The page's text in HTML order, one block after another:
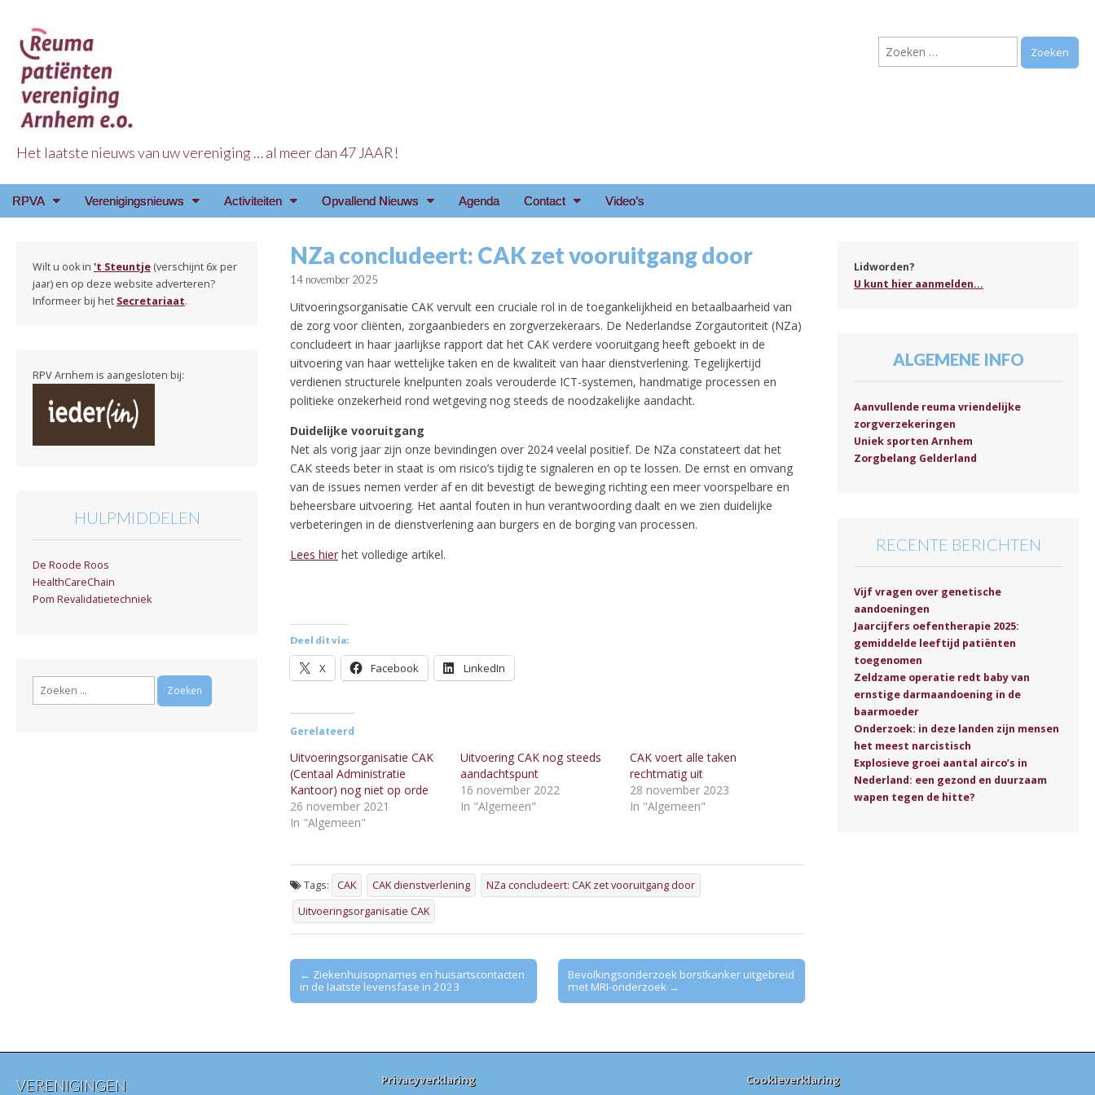
Reuma Patienten Vereniging Arnhem e.o.
Het laatste nieuws van uw vereniging … al meer dan 47 JAAR!
Zoeken
naar:
Main
Skip
RPVA Verenigingsnieuws Activiteiten Opvallend Nieuws Agenda Contact Video’s
NZa concludeert: CAK zet vooruitgang door
14 november 2025
Uitvoeringsorganisatie CAK vervult een cruciale rol in de toegankelijkheid en betaalbaarheid van
de zorg voor cliënten, zorgaanbieders en zorgverzekeraars. De Nederlandse Zorgautoriteit (NZa)
concludeert in haar jaarlijkse rapport dat het CAK verdere vooruitgang heeft geboekt in de
uitvoering van haar wettelijke taken en de kwaliteit van haar dienstverlening. Tegelijkertijd
verdienen structurele knelpunten zoals verouderde ICT-systemen, handmatige processen en
politieke onzekerheid rond wetgeving nog steeds de noodzakelijke aandacht.
Duidelijke vooruitgang
Net als vorig jaar zijn onze bevindingen over 2024 veelal positief. De NZa constateert dat het
CAK steeds beter in staat is om risico’s tijdig te signaleren en op te lossen. De ernst en omvang
van de issues nemen verder af en dit bevestigt de beweging richting een meer voorspelbare en
beheersbare uitvoering. Het aantal fouten in hun verantwoording daalt en we zien duidelijke
verbeteringen in de dienstverlening aan burgers en de borging van processen.
Lees hier het volledige artikel.
Deel dit via:
X Facebook LinkedIn
Gerelateerd
Uitvoeringsorganisatie CAK
(Centaal Administratie
Kantoor) nog niet op orde
26 november 2021
In "Algemeen"
Uitvoering CAK nog steeds
aandachtspunt
16 november 2022
In "Algemeen"
CAK voert alle taken
rechtmatig uit
28 november 2023
In "Algemeen"
Tags: CAK CAK dienstverlening
NZa concludeert: CAK zet vooruitgang door
Uitvoeringsorganisatie CAK
Post
navigation
← Ziekenhuisopnames en huisartscontacten
in de laatste levensfase in 2023
Bevolkingsonderzoek borstkanker uitgebreid
met MRI-onderzoek →
Wilt u ook in 't Steuntje (verschijnt 6x per
jaar) en op deze website adverteren?
Informeer bij het Secretariaat.
RPV Arnhem is aangesloten bij:
HULPMIDDELEN
De Roode Roos
HealthCareChain
Pom Revalidatietechniek
Zoeken
Lidworden?
U kunt hier aanmelden...
ALGEMENE INFO
Aanvullende reuma vriendelijke
zorgverzekeringen
Uniek sporten Arnhem
Zorgbelang Gelderland
RECENTE BERICHTEN
Vijf vragen over genetische
aandoeningen
Jaarcijfers oefentherapie 2025:
gemiddelde leeftijd patiënten
toegenomen
Zeldzame operatie redt baby van
ernstige darmaandoening in de
baarmoeder
Onderzoek: in deze landen zijn mensen
het meest narcistisch
Explosieve groei aantal airco’s in
Nederland: een gezond en duurzaam
wapen tegen de hitte?
VERENIGINGEN Privacyverklaring Cookieverklaring